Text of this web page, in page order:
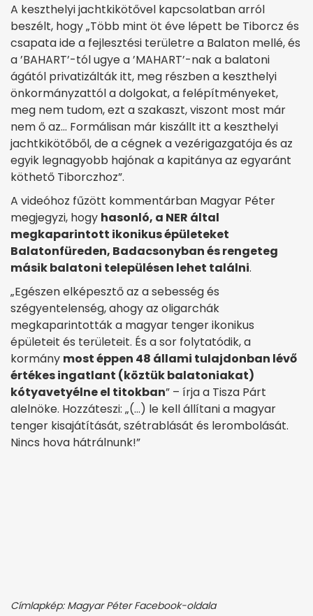
A keszthelyi jachtkikötővel kapcsolatban arról
beszélt, hogy „Több mint öt éve lépett be Tiborcz és
csapata ide a fejlesztési területre a Balaton mellé, és
a ’BAHART’-tól ugye a ’MAHART’-nak a balatoni
ágától privatizálták itt, meg részben a keszthelyi
önkormányzattól a dolgokat, a felépítményeket,
meg nem tudom, ezt a szakaszt, viszont most már
nem ő az… Formálisan már kiszállt itt a keszthelyi
jachtkikötőből, de a cégnek a vezérigazgatója és az
egyik legnagyobb hajónak a kapitánya az egyaránt
köthető Tiborczhoz”.
A videóhoz fűzött kommentárban Magyar Péter
megjegyzi, hogy hasonló, a NER által
megkaparintott ikonikus épületeket
Balatonfüreden, Badacsonyban és rengeteg
másik balatoni településen lehet találni.
„Egészen elképesztő az a sebesség és
szégyentelenség, ahogy az oligarchák
megkaparintották a magyar tenger ikonikus
épületeit és területeit. És a sor folytatódik, a
kormány most éppen 48 állami tulajdonban lévő
értékes ingatlant (köztük balatoniakat)
kótyavetyélne el titokban” – írja a Tisza Párt
alelnöke. Hozzáteszi: „(…) le kell állítani a magyar
tenger kisajátítását, szétrablását és lerombolását.
Nincs hova hátrálnunk!”
Címlapkép: Magyar Péter Facebook-oldala